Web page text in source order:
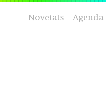
Novetats Agenda